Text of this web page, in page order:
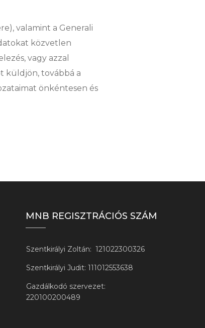
valamint a Generali
közvetlen
vagy azzal
küldjön, továbbá a
önkéntesen és
MNB REGISZTRÁCIÓS SZÁM
Szentkirályi Zoltán: 121022300326
Szentkirályi Judit: 111012553638
Gazdálkodó szervezet:
220100200489